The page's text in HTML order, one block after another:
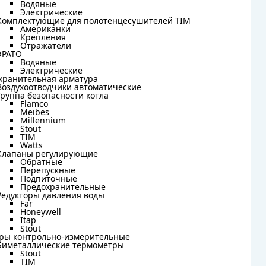
Водяные
Электрические
для полотенцесушителей TIM
Американки
Крепления
Отражатели
Водяные
Электрические
арматура
автоматические
безопасности котла
Flamco
Meibes
Millennium
Stout
TIM
Watts
регулирующие
Обратные
Перепускные
Подпиточные
Предохранительные
давления воды
Far
Honeywell
Itap
Stout
контрольно-измерительные
термометры
Stout
TIM
Водяные
Электрические
для полотенцесушителей TIM
Американки
Крепления
Отражатели
Водяные
Электрические
арматура
автоматические
безопасности котла
Flamco
Meibes
Millennium
Stout
TIM
Watts
регулирующие
Обратные
Перепускные
Подпиточные
Предохранительные
давления воды
Far
Honeywell
Itap
Stout
контрольно-измерительные
термометры
Stout
TIM
описание
+ шт
: 829 шт.
952,60
В корзину